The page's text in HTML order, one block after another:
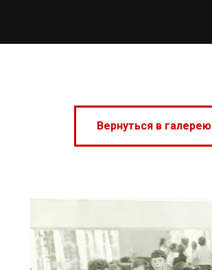
Вернуться в галерею